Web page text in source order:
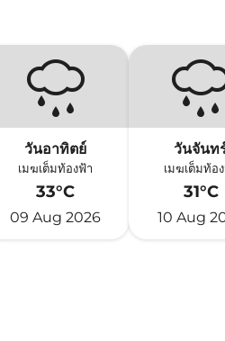
วันอาทิตย์
เมฆเต็มท้องฟ้า
33°C
09 Aug 2026
วันจันท
เมฆเต็มท้อ
31°C
10 Aug